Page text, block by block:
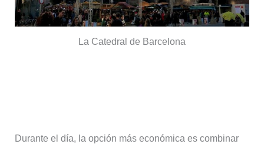
La Catedral de Barcelona
Durante el día, la opción más económica es combinar